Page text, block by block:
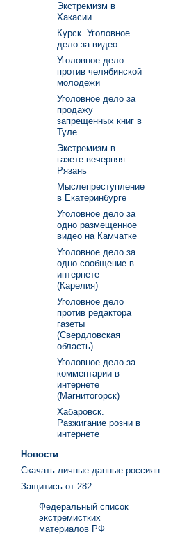
Экстремизм в
Хакасии
Курск. Уголовное
дело за видео
Уголовное дело
против челябинской
молодежи
Уголовное дело за
продажу
запрещенных книг в
Туле
Экстремизм в
газете вечерняя
Рязань
Мыслепреступление
в Екатеринбурге
Уголовное дело за
одно размещенное
видео на Камчатке
Уголовное дело за
одно сообщение в
интернете
(Карелия)
Уголовное дело
против редактора
газеты
(Свердловская
область)
Уголовное дело за
комментарии в
интернете
(Магнитогорск)
Хабаровск.
Разжигание розни в
интернете
Новости
Скачать личные данные россиян
Защитись от 282
Федеральный список
экстремистких
материалов РФ